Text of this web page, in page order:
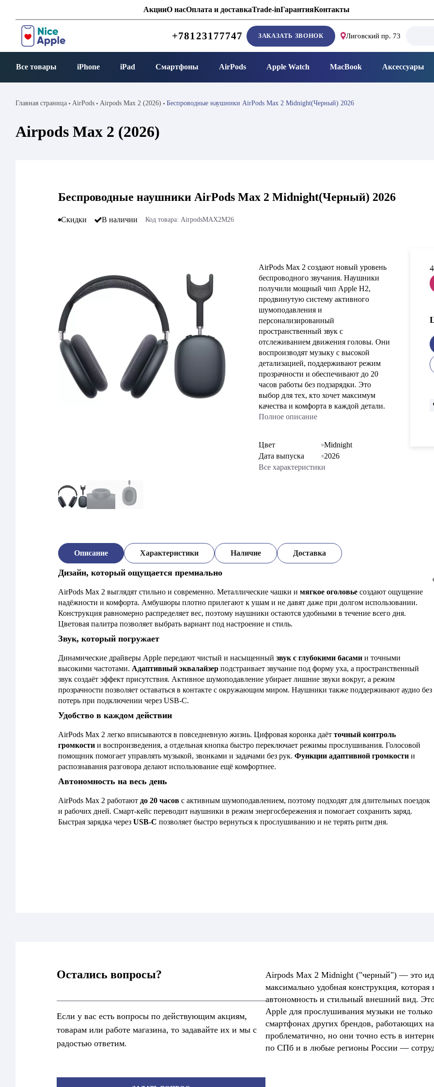
АкцииО насОплата и доставкаTrade-inГарантияКонтакты
+78123177747 ЗАКАЗАТЬ ЗВОНОК Лиговский пр. 73
Все товары iPhone iPad Смартфоны AirPods Apple Watch MacBook Аксессуары
Главная страница AirPods Airpods Max 2 (2026) Беспроводные наушники AirPods Max 2 Midnight(Черный) 2026
Airpods Max 2 (2026)
Беспроводные наушники AirPods Max 2 Midnight(Черный) 2026
Скидки В наличии Код товара: AirpodsMAX2M26
AirPods Max 2 создают новый уровень
беспроводного звучания. Наушники
получили мощный чип Apple H2,
продвинутую систему активного
шумоподавления и
персонализированный
пространственный звук с
отслеживанием движения головы. Они
воспроизводят музыку с высокой
детализацией, поддерживают режим
прозрачности и обеспечивают до 20
часов работы без подзарядки. Это
выбор для тех, кто хочет максимум
качества и комфорта в каждой детали.
Полное описание
Цвет
Midnight
Дата выпуска
2026
Все характеристики
Описание Характеристики Наличие Доставка
Дизайн, который ощущается премиально
AirPods Max 2 выглядят стильно и современно. Металлические чашки и мягкое оголовье создают ощущение
надёжности и комфорта. Амбушюры плотно прилегают к ушам и не давят даже при долгом использовании.
Конструкция равномерно распределяет вес, поэтому наушники остаются удобными в течение всего дня.
Цветовая палитра позволяет выбрать вариант под настроение и стиль.
Звук, который погружает
Динамические драйверы Apple передают чистый и насыщенный звук с глубокими басами и точными
высокими частотами. Адаптивный эквалайзер подстраивает звучание под форму уха, а пространственный
звук создаёт эффект присутствия. Активное шумоподавление убирает лишние звуки вокруг, а режим
прозрачности позволяет оставаться в контакте с окружающим миром. Наушники также поддерживают аудио без
потерь при подключении через USB-C.
Удобство в каждом действии
AirPods Max 2 легко вписываются в повседневную жизнь. Цифровая коронка даёт точный контроль
громкости и воспроизведения, а отдельная кнопка быстро переключает режимы прослушивания. Голосовой
помощник помогает управлять музыкой, звонками и задачами без рук. Функции адаптивной громкости и
распознавания разговора делают использование ещё комфортнее.
Автономность на весь день
AirPods Max 2 работают до 20 часов с активным шумоподавлением, поэтому подходят для длительных поездок
и рабочих дней. Смарт-кейс переводит наушники в режим энергосбережения и помогает сохранить заряд.
Быстрая зарядка через USB-C позволяет быстро вернуться к прослушиванию и не терять ритм дня.
Остались вопросы?
Если у вас есть вопросы по действующим акциям,
товарам или работе магазина, то задавайте их и мы с
радостью ответим.
Airpods Max 2 Midnight ("черный") — это
максимально удобная конструкция,
автономность и стильный внешний вид.
Apple для прослушивания музыки не
смартфонах других брендов, работающих
проблематично, но они точно есть в
по СПб и в любые регионы России —